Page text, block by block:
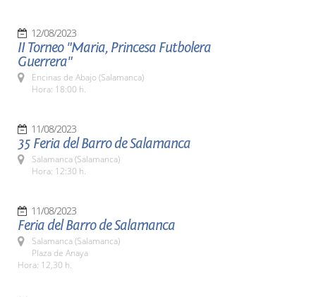
12/08/2023
II Torneo "Maria, Princesa Futbolera
Guerrera"
Encinas de Abajo (Salamanca)
Hora: 18:00 h.
11/08/2023
35 Feria del Barro de Salamanca
Salamanca (Salamanca)
Hora: 12:30 h.
11/08/2023
Feria del Barro de Salamanca
Salamanca (Salamanca)
Plaza de Anaya
Hora: 12,30 h.